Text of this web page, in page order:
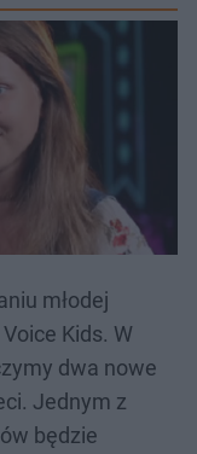
młodej
Kids. W
dwa nowe
Jednym z
będzie